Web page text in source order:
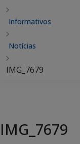
Informativos
Notícias
IMG_7679
IMG_7679